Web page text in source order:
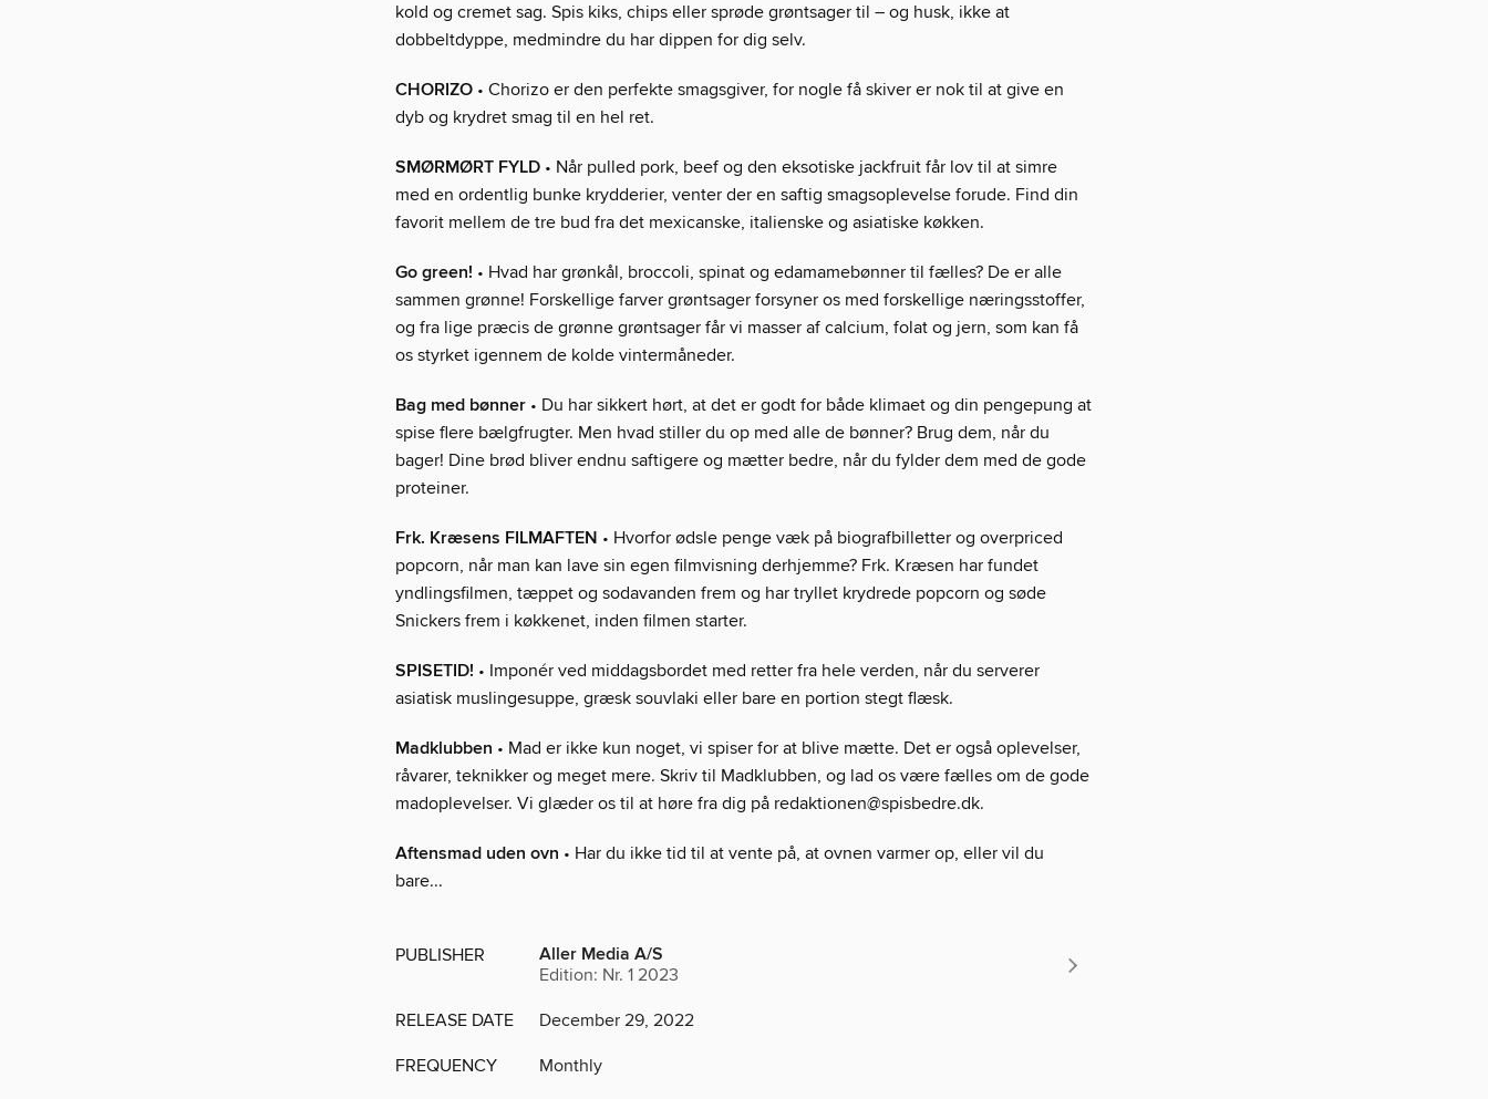
kold og cremet sag. Spis kiks, chips eller sprøde grøntsager til – og husk, ikke at
dobbeltdyppe, medmindre du har dippen for dig selv.
CHORIZO • Chorizo er den perfekte smagsgiver, for nogle få skiver er nok til at give en
dyb og krydret smag til en hel ret.
SMØRMØRT FYLD • Når pulled pork, beef og den eksotiske jackfruit får lov til at simre
med en ordentlig bunke krydderier, venter der en saftig smagsoplevelse forude. Find din
favorit mellem de tre bud fra det mexicanske, italienske og asiatiske køkken.
Go green! • Hvad har grønkål, broccoli, spinat og edamamebønner til fælles? De er alle
sammen grønne! Forskellige farver grøntsager forsyner os med forskellige næringsstoffer,
og fra lige præcis de grønne grøntsager får vi masser af calcium, folat og jern, som kan få
os styrket igennem de kolde vintermåneder.
Bag med bønner • Du har sikkert hørt, at det er godt for både klimaet og din pengepung at
spise flere bælgfrugter. Men hvad stiller du op med alle de bønner? Brug dem, når du
bager! Dine brød bliver endnu saftigere og mætter bedre, når du fylder dem med de gode
proteiner.
Frk. Kræsens FILMAFTEN • Hvorfor ødsle penge væk på biografbilletter og overpriced
popcorn, når man kan lave sin egen filmvisning derhjemme? Frk. Kræsen har fundet
yndlingsfilmen, tæppet og sodavanden frem og har tryllet krydrede popcorn og søde
Snickers frem i køkkenet, inden filmen starter.
SPISETID! • Imponér ved middagsbordet med retter fra hele verden, når du serverer
asiatisk muslingesuppe, græsk souvlaki eller bare en portion stegt flæsk.
Madklubben • Mad er ikke kun noget, vi spiser for at blive mætte. Det er også oplevelser,
råvarer, teknikker og meget mere. Skriv til Madklubben, og lad os være fælles om de gode
madoplevelser. Vi glæder os til at høre fra dig på redaktionen@spisbedre.dk.
Aftensmad uden ovn • Har du ikke tid til at vente på, at ovnen varmer op, eller vil du
bare...
PUBLISHER Aller Media A/S
Edition: Nr. 1 2023
RELEASE DATE December 29, 2022
FREQUENCY Monthly